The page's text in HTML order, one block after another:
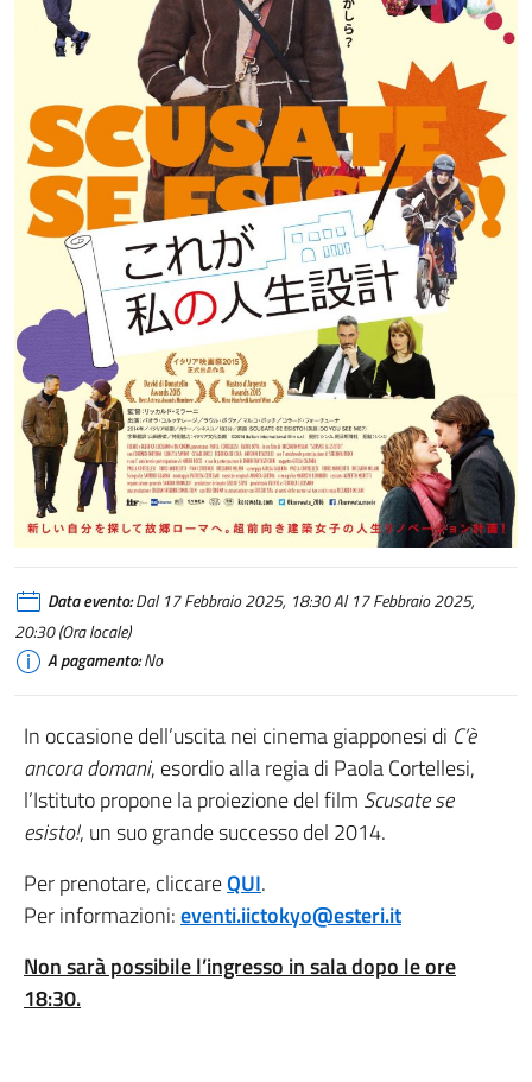
Data evento:Dal 17 Febbraio 2025, 18:30 Al 17 Febbraio 2025,
20:30 (Ora locale)
A pagamento:No
In occasione dell’uscita nei cinema giapponesi di C’è
ancora domani, esordio alla regia di Paola Cortellesi,
l’Istituto propone la proiezione del film Scusate se
esisto!, un suo grande successo del 2014.
Per prenotare, cliccareQUI.
Per informazioni:eventi.iictokyo@esteri.it
Non sarà possibile l’ingresso in sala dopo le ore
18:30.